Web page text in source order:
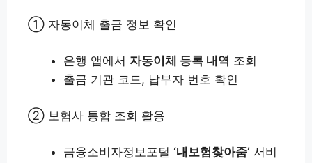
① 자동이체 출금 정보 확인
은행 앱에서 자동이체 등록 내역 조회
출금 기관 코드, 납부자 번호 확인
② 보험사 통합 조회 활용
금융소비자정보포털 ‘내보험찾아줌’ 서비